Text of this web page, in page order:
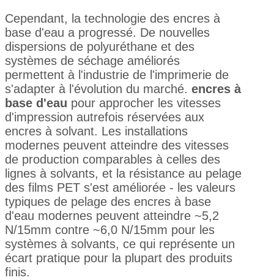
Cependant, la technologie des encres à
base d'eau a progressé. De nouvelles
dispersions de polyuréthane et des
systèmes de séchage améliorés
permettent à l'industrie de l'imprimerie de
s'adapter à l'évolution du marché. encres à
base d'eau pour approcher les vitesses
d'impression autrefois réservées aux
encres à solvant. Les installations
modernes peuvent atteindre des vitesses
de production comparables à celles des
lignes à solvants, et la résistance au pelage
des films PET s'est améliorée - les valeurs
typiques de pelage des encres à base
d'eau modernes peuvent atteindre ~5,2
N/15mm contre ~6,0 N/15mm pour les
systèmes à solvants, ce qui représente un
écart pratique pour la plupart des produits
finis.